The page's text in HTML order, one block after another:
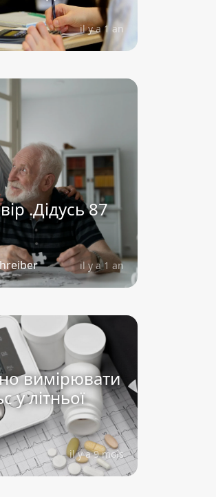
il y a 1 an
.Дідусь 87
il y a 1 an
вимірювати
у літньої
il y a 9 mois